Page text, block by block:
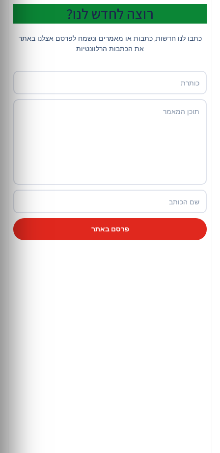
רוצה לחדש לנו?
כתבו לנו חדשות, כתבות או מאמרים ונשמח לפרסם אצלנו באתר
את הכתבות הרלוונטיות
פרסם באתר